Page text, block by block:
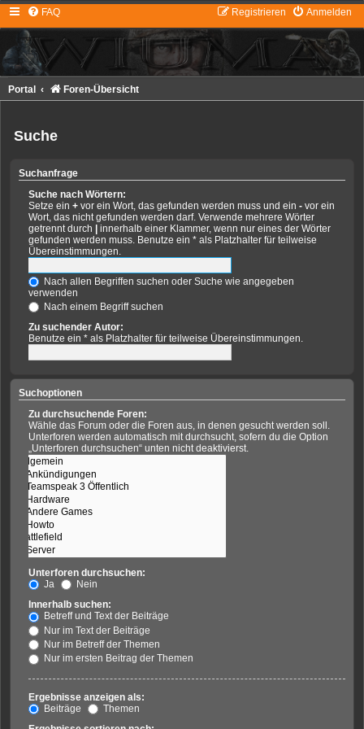
FAQ Anmelden
Registrieren
Portal Foren-Übersicht
Suche
Suchanfrage
Suche nach Wörtern:
Setze ein + vor ein Wort, das gefunden werden muss und ein - vor ein
Wort, das nicht gefunden werden darf. Verwende mehrere Wörter
getrennt durch | innerhalb einer Klammer, wenn nur eines der Wörter
gefunden werden muss. Benutze ein * als Platzhalter für teilweise
Übereinstimmungen.
Nach allen Begriffen suchen oder Suche wie angegeben
verwenden
Nach einem Begriff suchen
Zu suchender Autor:
Benutze ein * als Platzhalter für teilweise Übereinstimmungen.
Suchoptionen
Zu durchsuchende Foren:
Wähle das Forum oder die Foren aus, in denen gesucht werden soll.
Unterforen werden automatisch mit durchsucht, sofern du die Option
„Unterforen durchsuchen“ unten nicht deaktivierst.
Unterforen durchsuchen:
Ja
Nein
Innerhalb suchen:
Betreff und Text der Beiträge
Nur im Text der Beiträge
Nur im Betreff der Themen
Nur im ersten Beitrag der Themen
Ergebnisse anzeigen als:
Beiträge
Themen